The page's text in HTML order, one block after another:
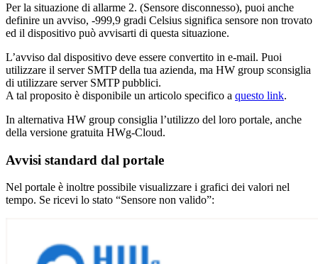
Per la situazione di allarme 2. (Sensore disconnesso), puoi anche
definire un avviso, -999,9 gradi Celsius significa sensore non trovato
ed il dispositivo può avvisarti di questa situazione.
L’avviso dal dispositivo deve essere convertito in e-mail. Puoi
utilizzare il server SMTP della tua azienda, ma HW group sconsiglia
di utilizzare server SMTP pubblici.
A tal proposito è disponibile un articolo specifico a questo link.
In alternativa HW group consiglia l’utilizzo del loro portale, anche
della versione gratuita HWg-Cloud.
Avvisi standard dal portale
Nel portale è inoltre possibile visualizzare i grafici dei valori nel
tempo. Se ricevi lo stato “Sensore non valido”: